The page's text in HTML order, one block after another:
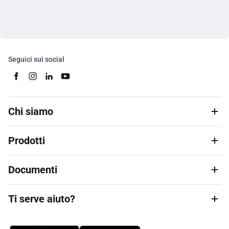
Seguici sui social
Chi siamo
Prodotti
Documenti
Ti serve aiuto?